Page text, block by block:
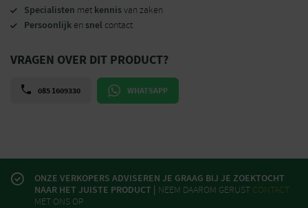
Specialisten met kennisvan zaken
Persoonlijk en snel contact
VRAGEN OVER DIT PRODUCT?
085 1609330 WHATSAPP
ONZE VERKOPERS ADVISEREN JE GRAAG BIJ JE ZOEKTOCHT
NAAR HET JUISTE PRODUCT | NEEM DAAROM GERUST CONTACT
MET ONS OP